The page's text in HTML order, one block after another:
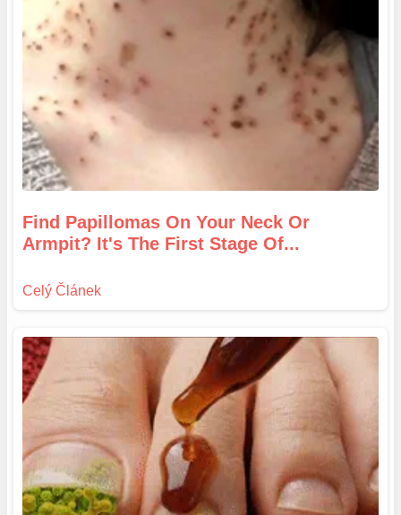
Find Papillomas On Your Neck Or
Armpit? It's The First Stage Of...